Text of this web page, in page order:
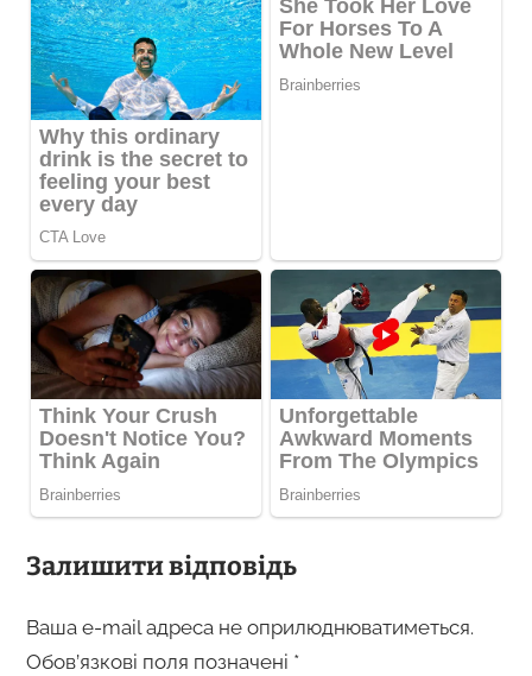
Залишити відповідь
Ваша e-mail адреса не оприлюднюватиметься.
Обов’язкові поля позначені *